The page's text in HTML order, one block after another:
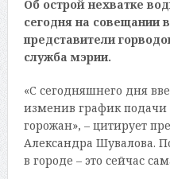
Об острой нехватке
сегодня на совещании
представители
служба мэрии.
«С сегодняшнего дня
изменив график подачи
горожан», – цитирует
Александра Шувалова.
в городе – это сейчас